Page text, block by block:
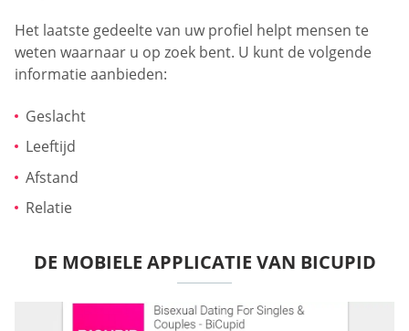
Het laatste gedeelte van uw profiel helpt mensen te
weten waarnaar u op zoek bent. U kunt de volgende
informatie aanbieden:
Geslacht
Leeftijd
Afstand
Relatie
DE MOBIELE APPLICATIE VAN BICUPID